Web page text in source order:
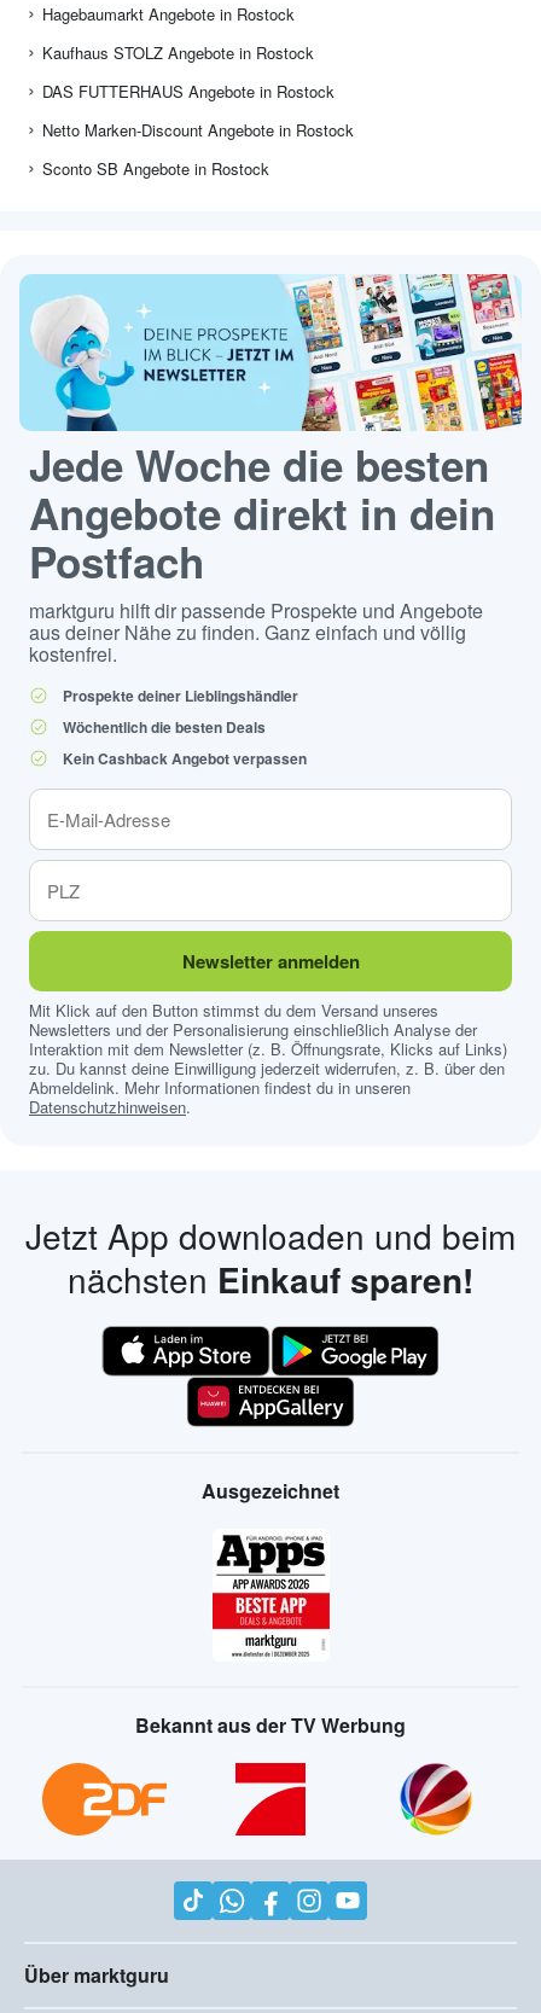
Hagebaumarkt Angebote in Rostock
Kaufhaus STOLZ Angebote in Rostock
DAS FUTTERHAUS Angebote in Rostock
Netto Marken-Discount Angebote in Rostock
Sconto SB Angebote in Rostock
Jede Woche die besten
Angebote direkt in dein
Postfach
marktguru hilft dir passende Prospekte und Angebote
aus deiner Nähe zu finden. Ganz einfach und völlig
kostenfrei.
Prospekte deiner Lieblingshändler
Wöchentlich die besten Deals
Kein Cashback Angebot verpassen
Newsletter anmelden
Mit Klick auf den Button stimmst du dem Versand unseres
Newsletters und der Personalisierung einschließlich Analyse der
Interaktion mit dem Newsletter (z. B. Öffnungsrate, Klicks auf Links)
zu. Du kannst deine Einwilligung jederzeit widerrufen, z. B. über den
Abmeldelink. Mehr Informationen findest du in unseren
Datenschutzhinweisen.
Jetzt App downloaden und beim
nächsten Einkauf sparen!
Ausgezeichnet
Bekannt aus der TV Werbung
Über marktguru